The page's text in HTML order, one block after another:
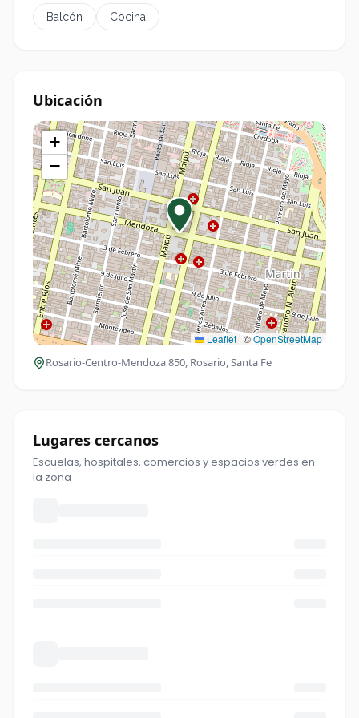
✓ Aberturas con doble vidriado hermético, que
Balcón Cocina
Ubicación
+
−
Leaflet | ©OpenStreetMap
Rosario-Centro-Mendoza 850, Rosario, Santa Fe
Lugares cercanos
Escuelas, hospitales, comercios y espacios verdes en
la zona